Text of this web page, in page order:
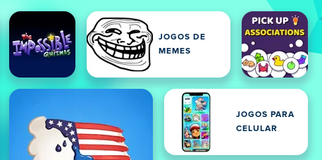
JOGOS DE
MEMES
JOGOS PARA
CELULAR